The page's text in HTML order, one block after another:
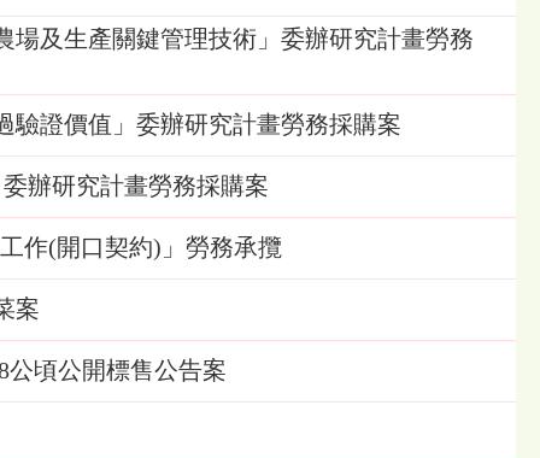
場及生產關鍵管理技術」委辦研究計畫勞務
驗證價值」委辦研究計畫勞務採購案
辦研究計畫勞務採購案
作(開口契約)」勞務承攬
案
公頃公開標售公告案